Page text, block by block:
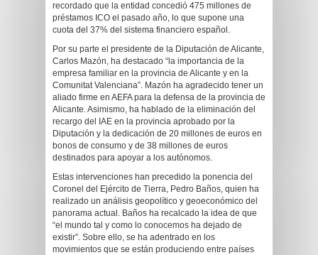
recordado que la entidad concedió 475 millones de
préstamos ICO el pasado año, lo que supone una
cuota del 37% del sistema financiero español.
Por su parte el presidente de la Diputación de Alicante,
Carlos Mazón, ha destacado “la importancia de la
empresa familiar en la provincia de Alicante y en la
Comunitat Valenciana”. Mazón ha agradecido tener un
aliado firme en AEFA para la defensa de la provincia de
Alicante. Asimismo, ha hablado de la eliminación del
recargo del IAE en la provincia aprobado por la
Diputación y la dedicación de 20 millones de euros en
bonos de consumo y de 38 millones de euros
destinados para apoyar a los autónomos.
Estas intervenciones han precedido la ponencia del
Coronel del Ejército de Tierra, Pedro Baños, quien ha
realizado un análisis geopolítico y geoeconómico del
panorama actual. Baños ha recalcado la idea de que
“el mundo tal y como lo conocemos ha dejado de
existir”. Sobre ello, se ha adentrado en los
movimientos que se están produciendo entre países